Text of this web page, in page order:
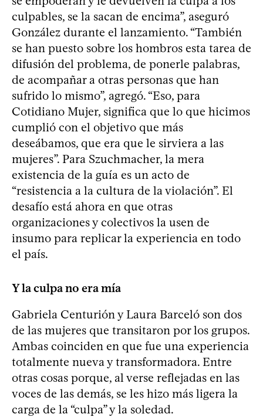
culpables, se la sacan de encima”, aseguró
González durante el lanzamiento. “También
se han puesto sobre los hombros esta tarea de
difusión del problema, de ponerle palabras,
de acompañar a otras personas que han
sufrido lo mismo”, agregó. “Eso, para
Cotidiano Mujer, significa que lo que hicimos
cumplió con el objetivo que más
deseábamos, que era que le sirviera a las
mujeres”. Para Szuchmacher, la mera
existencia de la guía es un acto de
“resistencia a la cultura de la violación”. El
desafío está ahora en que otras
organizaciones y colectivos la usen de
insumo para replicar la experiencia en todo
el país.
Y la culpa no era mía
Gabriela Centurión y Laura Barceló son dos
de las mujeres que transitaron por los grupos.
Ambas coinciden en que fue una experiencia
totalmente nueva y transformadora. Entre
otras cosas porque, al verse reflejadas en las
voces de las demás, se les hizo más ligera la
carga de la “culpa” y la soledad.